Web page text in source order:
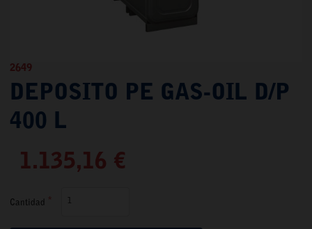
2649
DEPOSITO PE GAS-OIL D/P
400 L
1.135,16 €
Cantidad